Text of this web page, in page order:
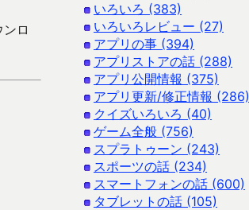
ロ
いろいろ (383)
いろいろレビュー (27)
アプリの事 (394)
アプリストアの話 (288)
アプリ公開情報 (375)
アプリ更新/修正情報 (286)
クイズいろいろ (40)
ゲーム全般 (756)
スプラトゥーン (243)
スポーツの話 (234)
スマートフォンの話 (600)
タブレットの話 (105)